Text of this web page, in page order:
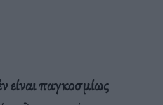
είναι παγκοσμίως